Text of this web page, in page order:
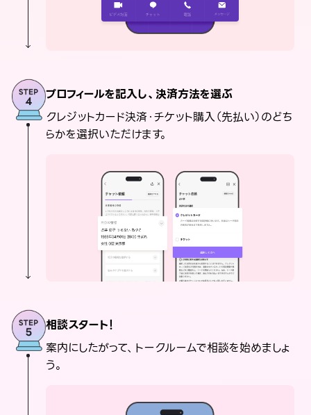
プロフィールを記入し、決済方法を選ぶ
クレジットカード決済・チケット購入（先払い）のどち
らかを選択いただけます。
相談スタート！
案内にしたがって、トークルームで相談を始めましょ
う。